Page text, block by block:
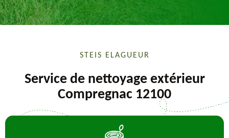
STEIS ELAGUEUR
Service de nettoyage extérieur
Compregnac 12100